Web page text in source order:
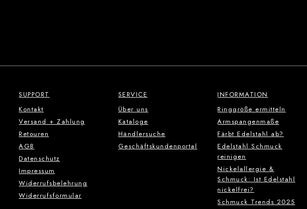
SUPPORT
Kontakt
Versand + Zahlung
Retouren
AGB
Datenschutz
Impressum
Widerrufsbelehrung
Widerrufsformular
SERVICE
Über uns
Kataloge
Händlersuche
Geschäftskundenportal
INFORMATION
Ringgröße ermitteln
Armspangenmaße
Färbt Edelstahl ab?
Edelstahl Schmuck
reinigen
Nickelallergie &
Schmuck: Ist Edelstahl
nickelfrei?
Schmuck Trends 2025